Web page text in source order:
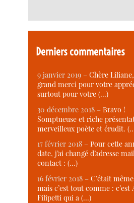
Derniers commentaires
9 janvier 2019 –Chère
grand merci pour votre
surtout pour votre (…)
30 décembre 2018 –Bravo !
Somptueuse et riche
merveilleux poète et érudit.
17 février 2018 –Pour cette
date, j’ai changé d’adresse
contact : (…)
16 février 2018 –C’était
mais c’est tout comme : c’est
Filipetti qui a (…)